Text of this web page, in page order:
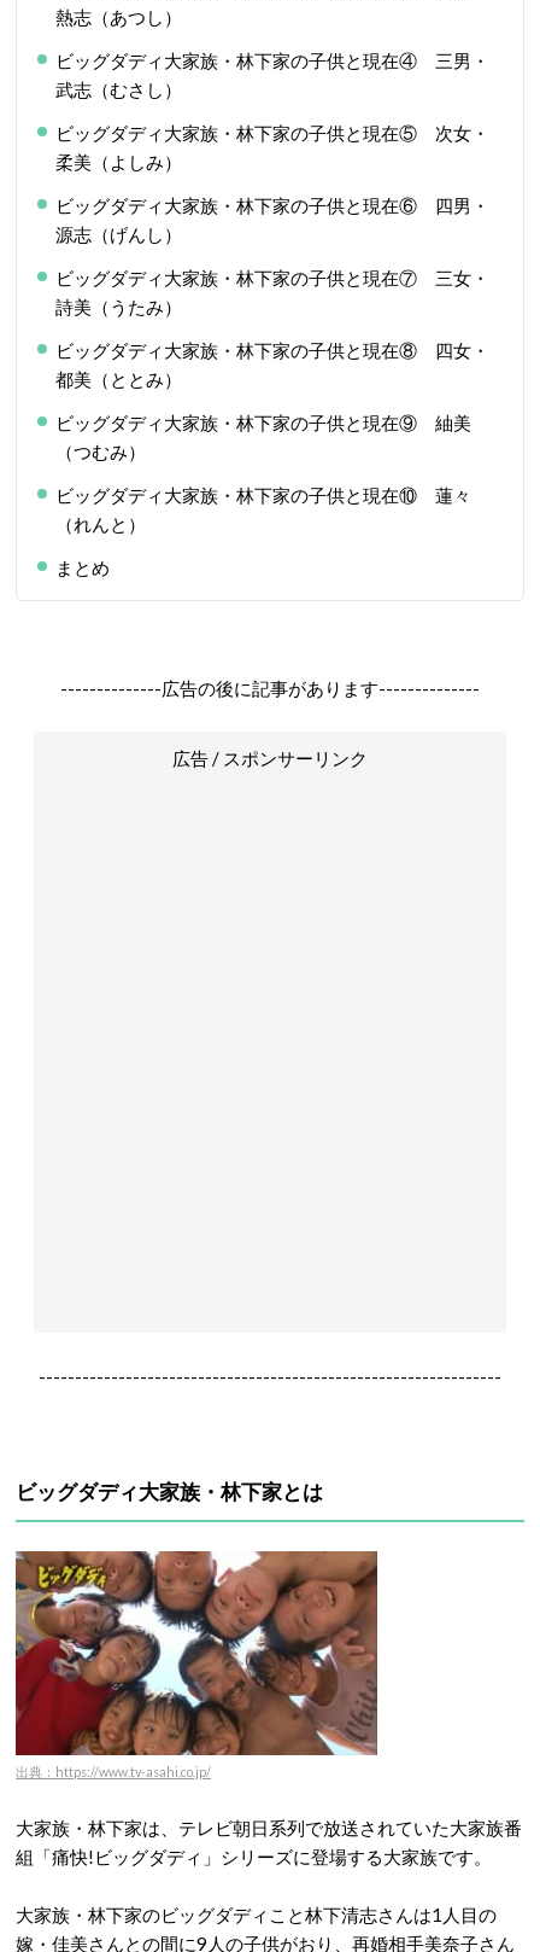
熱志（あつし）
ビッグダディ大家族・林下家の子供と現在④ 三男・
武志（むさし）
ビッグダディ大家族・林下家の子供と現在⑤ 次女・
柔美（よしみ）
ビッグダディ大家族・林下家の子供と現在⑥ 四男・
源志（げんし）
ビッグダディ大家族・林下家の子供と現在⑦ 三女・
詩美（うたみ）
ビッグダディ大家族・林下家の子供と現在⑧ 四女・
都美（ととみ）
ビッグダディ大家族・林下家の子供と現在⑨ 紬美
（つむみ）
ビッグダディ大家族・林下家の子供と現在⑩ 蓮々
（れんと）
まとめ
--------------広告の後に記事があります--------------
広告 / スポンサーリンク
----------------------------------------------------------------
ビッグダディ大家族・林下家とは
出典：https://www.tv-asahi.co.jp/
大家族・林下家は、テレビ朝日系列で放送されていた大家族番
組「痛快!ビッグダディ」シリーズに登場する大家族です。
大家族・林下家のビッグダディこと林下清志さんは1人目の
嫁・佳美さんとの間に9人の子供がおり、再婚相手美奈子さん